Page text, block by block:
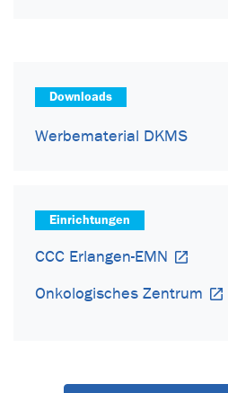
Downloads
Werbematerial DKMS
Einrichtungen
CCC Erlangen-EMN
Onkologisches Zentrum